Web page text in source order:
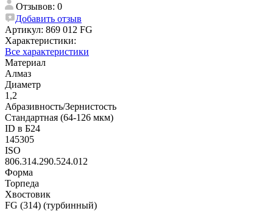
Отзывов: 0
Добавить отзыв
Артикул: 869 012 FG
Характеристики:
Все характеристики
Материал
Алмаз
Диаметр
1,2
Абразивность/Зернистость
Стандартная (64-126 мкм)
ID в Б24
145305
ISO
806.314.290.524.012
Форма
Торпеда
Хвостовик
FG (314) (турбинный)